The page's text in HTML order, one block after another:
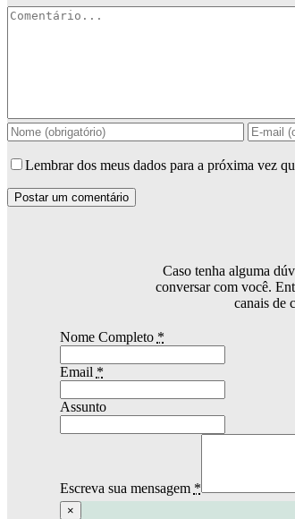
Comentário
Lembrar dos meus dados para a próxima vez
Caso tenha alguma
conversar com você.
canais de
Nome Completo *
Email *
Assunto
Escreva sua mensagem *
×